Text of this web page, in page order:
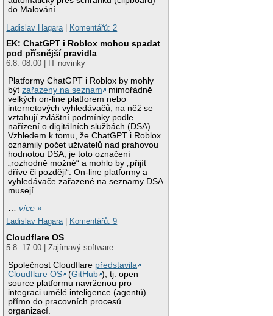
do Malování.
Ladislav Hagara
Komentářů: 2
EK: ChatGPT i Roblox mohou spadat
pod přísnější pravidla
6.8. 08:00 | IT novinky
Platformy ChatGPT i Roblox by mohly
býtzařazeny na seznam
mimořádně
velkých on-line platforem nebo
internetových vyhledávačů, na něž se
vztahují zvláštní podmínky podle
nařízení o digitálních službách (DSA).
Vzhledem k tomu, že ChatGPT i Roblox
oznámily počet uživatelů nad prahovou
hodnotou DSA, je toto označení
„rozhodně možné“ a mohlo by „přijít
dříve či později“. On-line platformy a
vyhledávače zařazené na seznamy DSA
musejí
…více »
Ladislav Hagara| Komentářů: 9
Cloudflare OS
5.8. 17:00 | Zajímavý software
Společnost Cloudflare představila
Cloudflare OS
(GitHub ), tj. open
source platformu navrženou pro
integraci umělé inteligence (agentů)
přímo do pracovních procesů
organizací.